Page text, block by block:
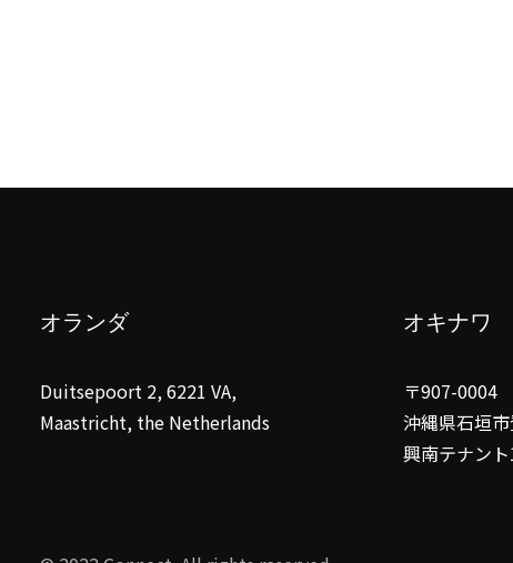
オランダ
Duitsepoort 2, 6221 VA,
Maastricht, the Netherlands
オキナワ
〒907-0004
沖縄県石垣
興南テナン